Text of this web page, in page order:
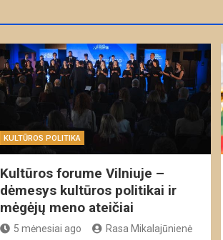
KULTŪROS POLITIKA
Kultūros forume Vilniuje –
dėmesys kultūros politikai ir
mėgėjų meno ateičiai
5 mėnesiai ago Rasa Mikalajūnienė